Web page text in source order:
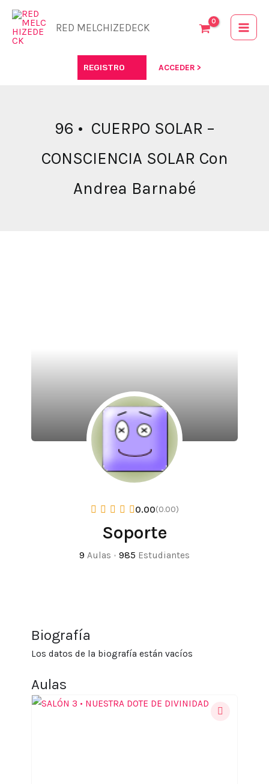
contenido
RED MELCHIZEDECK
REGISTRO ACCEDER >
96 • CUERPO SOLAR –
CONSCIENCIA SOLAR Con
Andrea Barnabé
0.00(0.00)
Soporte
9 Aulas • 985 Estudiantes
Biografía
Los datos de la biografía están vacíos
Aulas